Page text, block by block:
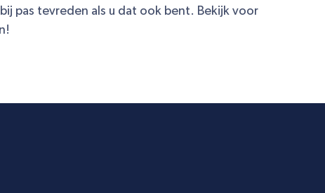
pas tevreden als u dat ook bent. Bekijk voor